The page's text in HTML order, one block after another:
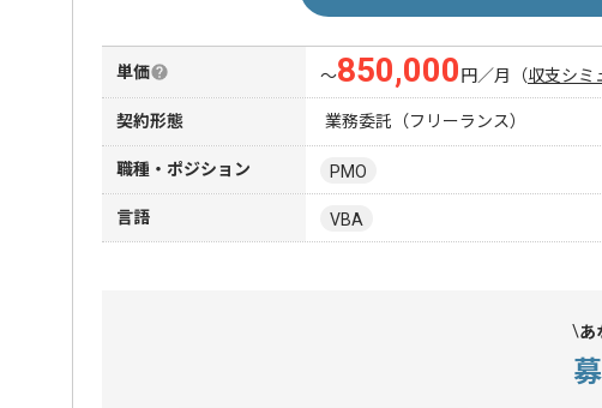
単価 〜850,000 円／月 （収支シミ
契約形態 業務委託（フリーランス）
職種・ポジション PMO
言語 VBA
あ